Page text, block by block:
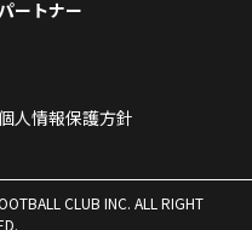
パートナー
人情報保護方針
CLUB INC. ALL RIGHT